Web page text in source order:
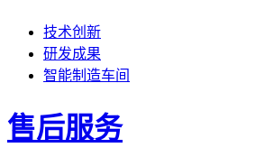
技术创新
研发成果
智能制造车间
售后服务